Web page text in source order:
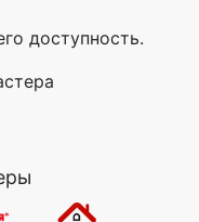
доступность.